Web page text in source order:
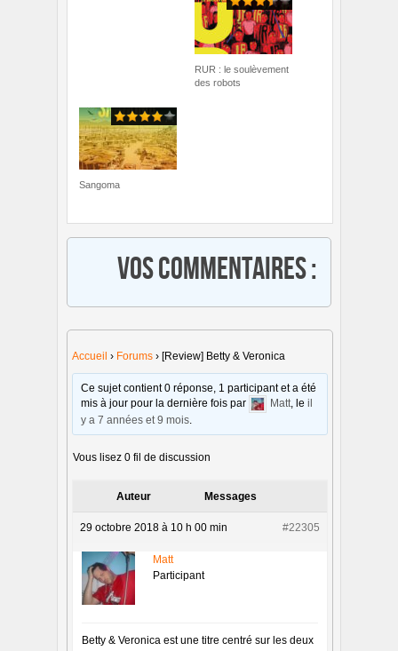
RUR : le soulèvement
des robots
Sangoma
Vos commentaires :
Accueil › Forums › [Review] Betty & Veronica
Ce sujet contient 0 réponse, 1 participant et a été
mis à jour pour la dernière fois par
Matt, leil
y a 7 années et 9 mois
Vous lisez 0 fil de discussion
Auteur Messages
29 octobre 2018 à 10 h 00 min #22305
Matt
Participant
Betty & Veronica est une titre centré sur les deux